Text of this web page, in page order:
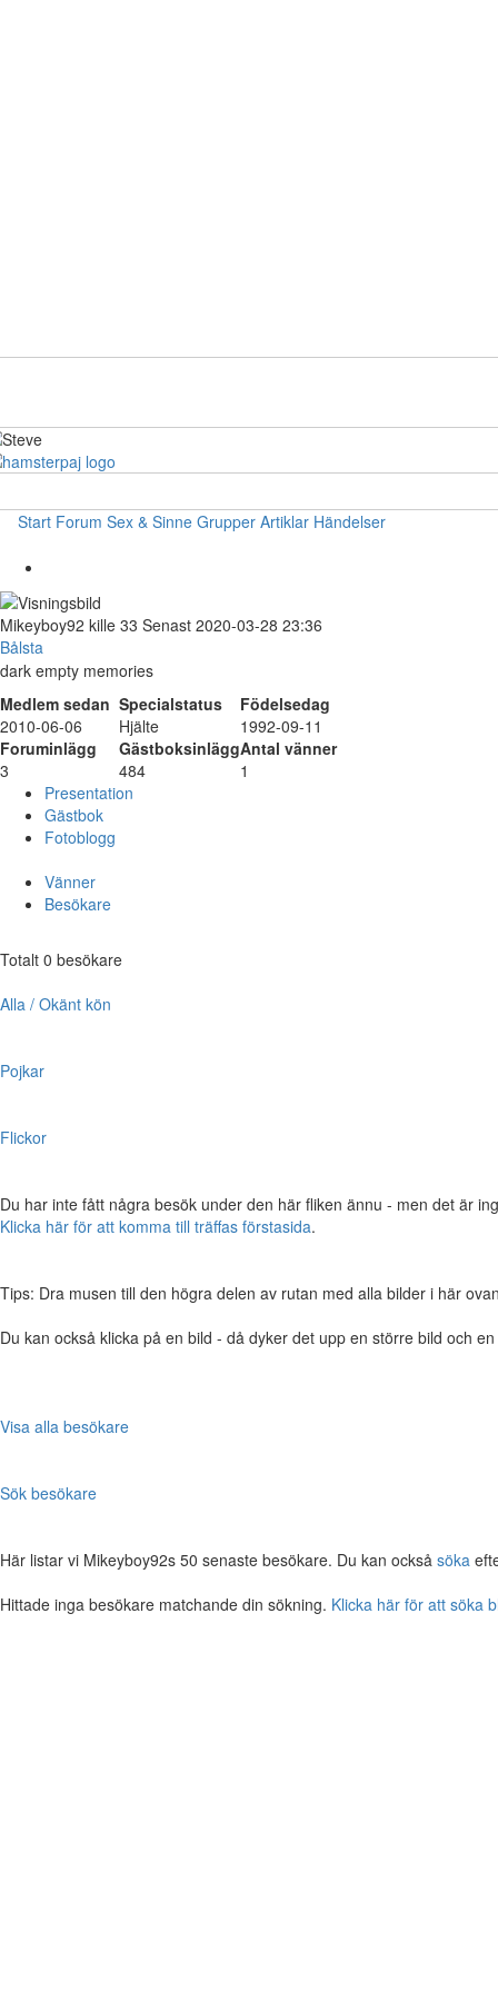
Start Forum Sex & Sinne Grupper Artiklar Händelser
Mikeyboy92 kille 33 Senast 2020-03-28 23:36
Bålsta
dark empty memories
Medlem sedan Specialstatus
Födelsedag
2010-06-06
Hjälte
1992-09-11
Foruminlägg
GästboksinläggAntal vänner
3
484
1
Presentation
Gästbok
Fotoblogg
Vänner
Besökare
Totalt 0 besökare
Alla / Okänt kön
Pojkar
Flickor
Du har inte fått några besök under den här fliken ännu - men det är
Klicka här för att komma till träffas förstasida.
Tips: Dra musen till den högra delen av rutan med alla bilder i här
Du kan också klicka på en bild - då dyker det upp en större bild och
Visa alla besökare
Sök besökare
Här listar vi Mikeyboy92s 50 senaste besökare. Du kan också söka
Hittade inga besökare matchande din sökning. Klicka här för att söka